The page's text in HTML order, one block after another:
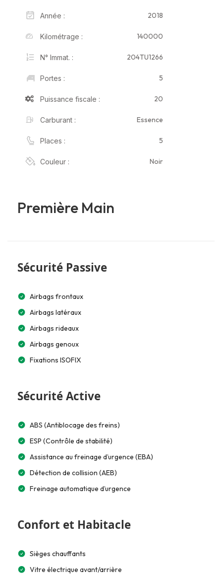
Année : 2018
Kilométrage : 140000
N° Immat. : 204TU1266
Portes : 5
Puissance fiscale : 20
Carburant : Essence
Places : 5
Couleur : Noir
Première Main
Sécurité Passive
Airbags frontaux
Airbags latéraux
Airbags rideaux
Airbags genoux
Fixations ISOFIX
Sécurité Active
ABS (Antiblocage des freins)
ESP (Contrôle de stabilité)
Assistance au freinage d’urgence (EBA)
Détection de collision (AEB)
Freinage automatique d’urgence
Confort et Habitacle
Sièges chauffants
Vitre électrique avant/arrière